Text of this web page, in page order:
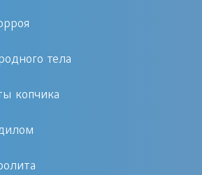
швов и
Вся
вашего
тела
копчика